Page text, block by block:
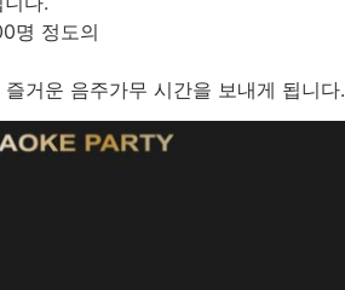
명 정도의
거운 음주가무 시간을 보내게 됩니다.